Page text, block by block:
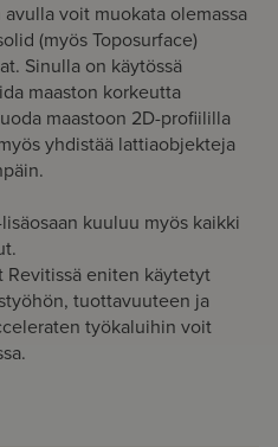
voit muokata olemassa
(myös Toposurface)
Sinulla on käytössä
maaston korkeutta
maastoon 2D-profiililla
yhdistää lattiaobjekteja
kuuluu myös kaikki
Revitissä eniten käytetyt
tuottavuuteen ja
työkaluihin voit